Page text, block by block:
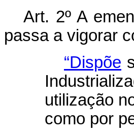
Art. 2º A
passa a vigorar
“Dispõe
utilização
como por